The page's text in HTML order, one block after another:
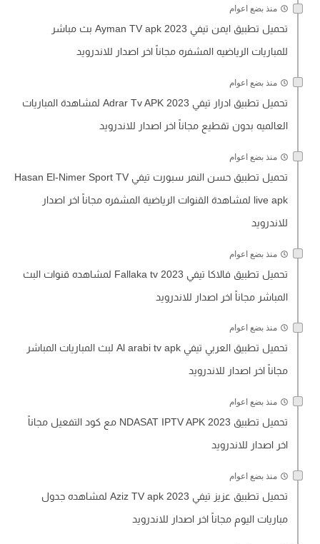
منذ بضع اعوام
تحميل تطبيق ايمن تيفي Ayman TV apk 2023 بث مباشر
للمباريات الرياضيه المشفره مجاناً اخر اصدار للاندرويد
منذ بضع اعوام
تحميل تطبيق ادرار تيفي Adrar Tv APK 2023 لمشاهدة المباريات
العالميه بدون تقطيع مجاناً اخر اصدار للاندرويد
منذ بضع اعوام
تحميل تطبيق حسن النمر سبورت تيفي Hasan El-Nimer Sport TV
live apk لمشاهدة القنوات الرياضية المشفره مجاناً اخر اصدار
للاندرويد
منذ بضع اعوام
تحميل تطبيق فالاكا تيفي Fallaka tv 2023 لمشاهده قنوات البث
المباشر مجاناً اخر اصدار للاندرويد
منذ بضع اعوام
تحميل تطبيق العربي تيفي Al arabi tv apk لبث المباريات المباشر
مجاناً اخر اصدار للاندرويد
منذ بضع اعوام
تحميل تطبيق NDASAT IPTV APK 2023 مع كود التفعيل مجاناً
اخر اصدار للاندرويد
منذ بضع اعوام
تحميل تطبيق عزيز تيفي Aziz TV apk 2023 لمشاهده جدول
مباريات اليوم مجاناً اخر اصدار للاندرويد